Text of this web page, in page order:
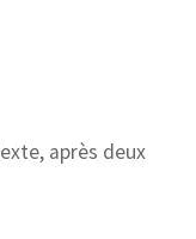
après deux